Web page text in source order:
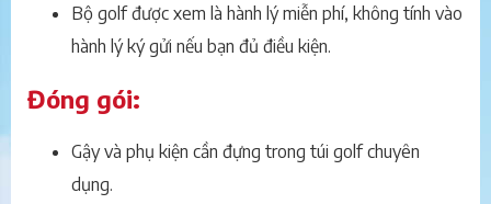
Bộ golf được xem là hành lý miễn phí, không tính vào
hành lý ký gửi nếu bạn đủ điều kiện.
Đóng gói:
Gậy và phụ kiện cần đựng trong túi golf chuyên
dụng.